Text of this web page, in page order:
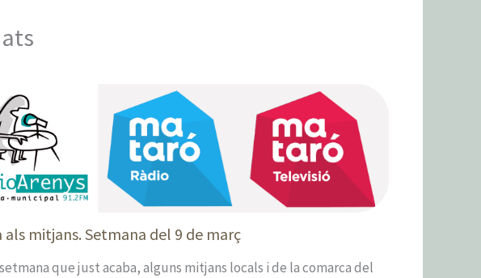
als mitjans. Setmana del 9 de març
que just acaba, alguns mitjans locals i de la comarca del